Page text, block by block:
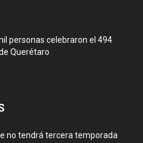
personas celebraron el 494
Querétaro
no tendrá tercera temporada